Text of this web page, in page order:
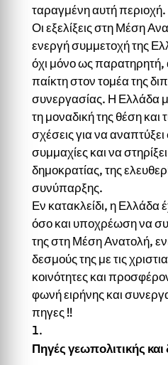
ταραγμένη αυτή περιοχή.
Οι εξελίξεις στη Μέση
ενεργή συμμετοχή της
όχι μόνο ως
παίκτη στον τομέα της
συνεργασίας. Η Ελλάδα
τη μοναδική της θέση και
σχέσεις για να
συμμαχίες και να στηρίξει
δημοκρατίας, της
συνύπαρξης.
Εν κατακλείδι, η Ελλάδα
όσο και υποχρέωση να
της στη Μέση Ανατολή,
δεσμούς της με τις
κοινότητες και
φωνή ειρήνης και
πηγες !!
Πηγές γεωπολιτικής